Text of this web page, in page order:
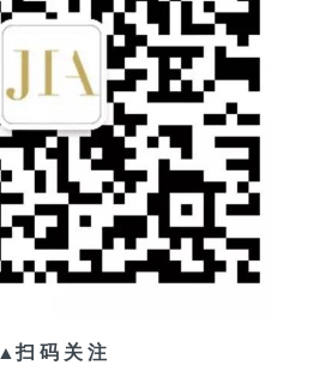
▲扫 码 关 注